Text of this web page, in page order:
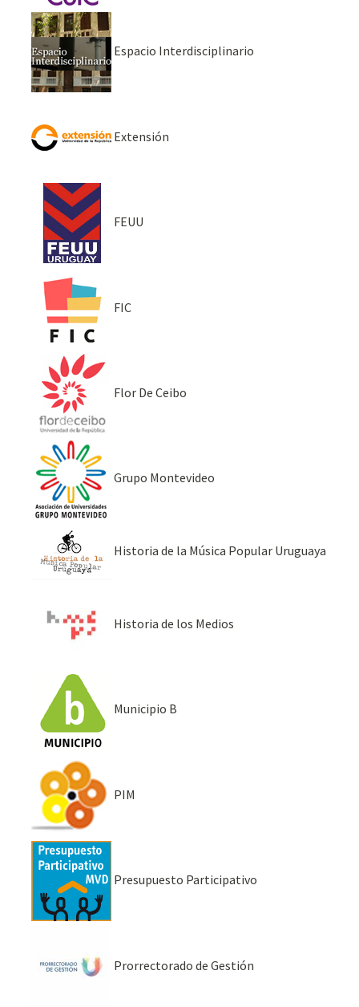
Espacio Interdisciplinario
Extensión
FEUU
FIC
Flor De Ceibo
Grupo Montevideo
Historia de la Música Popular Uruguaya
Historia de los Medios
Municipio B
PIM
Presupuesto Participativo
Prorrectorado de Gestión